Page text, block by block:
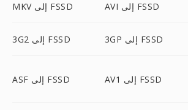
MKV إلى FSSD AVI إلى FSSD
3G2 إلى FSSD 3GP إلى FSSD
ASF إلى FSSD AV1 إلى FSSD